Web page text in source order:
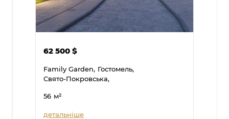
62 500$
Family Garden, Гостомель,
Свято-Покровська,
56 м²
детальніше